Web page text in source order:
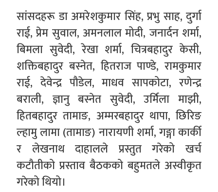
सांसदहरू डा अमरेशकुमार सिंह, प्रभु साह, दुर्गा
राई, प्रेम सुवाल, अमनलाल मोदी, जनार्दन शर्मा,
बिमला सुवेदी, रेखा शर्मा, चित्रबहादुर केसी,
शक्तिबहादुर बस्नेत, हितराज पाण्डे, रामकुमार
राई, देवेन्द्र पौडेल, माधव सापकोटा, रणेन्द्र
बराली, ज्ञानु बस्नेत सुवेदी, उर्मिला माझी,
हितबहादुर तामाङ, अम्मरबहादुर थापा, छिरिङ
ल्हामु लामा (तामाङ) नारायणी शर्मा, गङ्गा कार्की
र लेखनाथ दाहालले प्रस्तुत गरेको खर्च
कटौतीको प्रस्ताव बैठकको बहुमतले अस्वीकृत
गरेको थियो।